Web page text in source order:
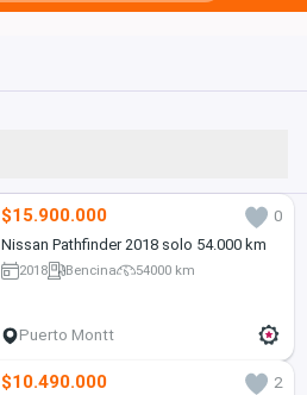
$15.900.000
0
Nissan Pathfinder 2018 solo 54.000 km
2018 Bencina 54000 km
Puerto Montt
$10.490.000 2